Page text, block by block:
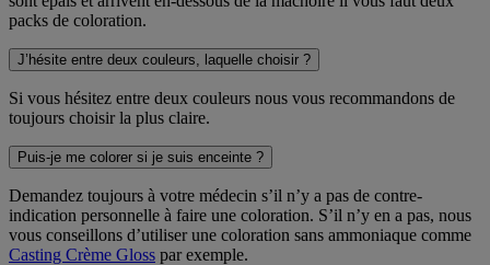
packs de coloration.
J’hésite entre deux couleurs, laquelle choisir ?
Si vous hésitez entre deux couleurs nous vous recommandons de
toujours choisir la plus claire.
Puis-je me colorer si je suis enceinte ?
Demandez toujours à votre médecin s’il n’y a pas de contre-
indication personnelle à faire une coloration. S’il n’y en a pas, nous
vous conseillons d’utiliser une coloration sans ammoniaque comme
Casting Crème Gloss par exemple.